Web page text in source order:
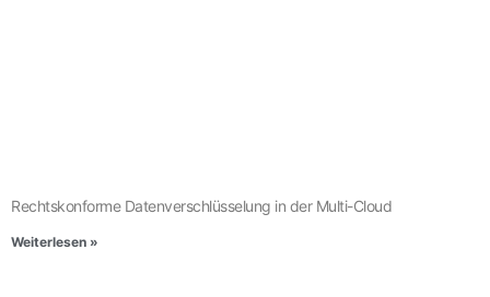
Rechtskonforme Datenverschlüsselung in der Multi-Cloud
Weiterlesen »